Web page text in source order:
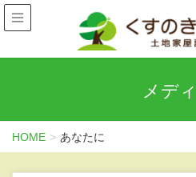
メデ
HOME あなたに